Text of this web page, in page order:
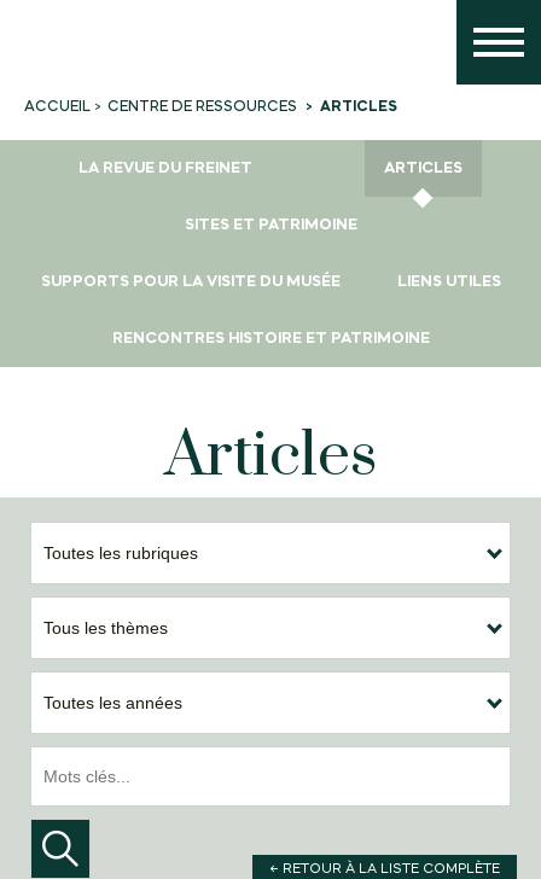
ACCUEIL CENTRE DE RESSOURCES ARTICLES
LA REVUE DU FREINET ARTICLES
SITES ET PATRIMOINE
SUPPORTS POUR LA VISITE DU MUSÉE LIENS UTILES
RENCONTRES HISTOIRE ET PATRIMOINE
Articles
Toutes les rubriques
Tous les thèmes
Toutes les années
← RETOUR À LA LISTE COMPLÈTE